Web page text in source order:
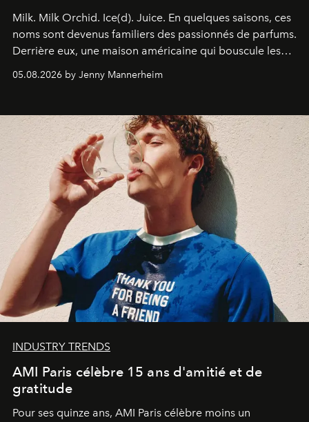
Milk. Milk Orchid. Ice(d). Juice. En quelques saisons, ces
noms sont devenus familiers des passionnés de parfums.
Derrière eux, une maison américaine qui bouscule les
codes de la parfumerie contemporaine en proposant
une approche aussi intuitive que personnelle :
05.08.2026 by Jenny Mannerheim
INDUSTRY TRENDS
AMI Paris célèbre 15 ans d'amitié et de
gratitude
Pour ses quinze ans, AMI Paris célèbre moins un